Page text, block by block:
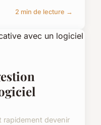
2 min de lecture →
rapidement devenir